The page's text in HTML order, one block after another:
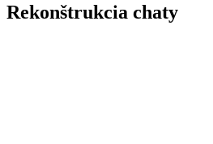
Rekonštrukcia chaty